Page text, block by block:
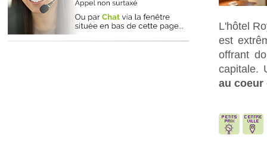
L'hôtel
est
offrant
capitale.
au coeur